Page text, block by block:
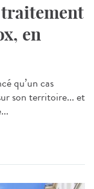
en
qu’un cas
son territoire... et